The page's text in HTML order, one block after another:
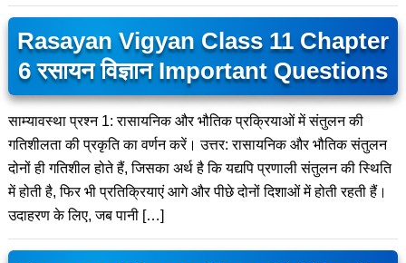
Rasayan Vigyan Class 11 Chapter
6 रसायन विज्ञान Important Questions
साम्यावस्था प्रश्न 1: रासायनिक और भौतिक प्रक्रियाओं में संतुलन की
गतिशीलता की प्रकृति का वर्णन करें। उत्तर: रासायनिक और भौतिक संतुलन
दोनों ही गतिशील होते हैं, जिसका अर्थ है कि यद्यपि प्रणाली संतुलन की स्थिति
में होती है, फिर भी प्रतिक्रियाएं आगे और पीछे दोनों दिशाओं में होती रहती हैं।
उदाहरण के लिए, जब पानी […]